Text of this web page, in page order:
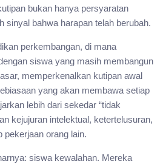
bukan hanya persyaratan
sinyal bahwa harapan telah berubah.
perkembangan, di mana
siswa yang masih membangun
memperkenalkan kutipan awal
yang akan membawa setiap
lebih dari sekedar “tidak
kejujuran intelektual, ketertelusuran,
pekerjaan orang lain.
siswa kewalahan. Mereka